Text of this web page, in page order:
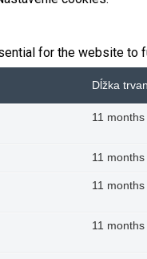
for the website to
Dĺžka
11 months
11 months
11 months
11 months